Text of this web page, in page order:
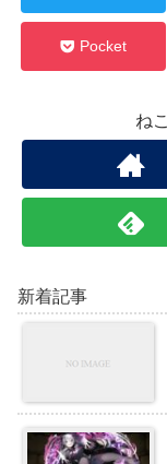
Pocket
ね
新着記事